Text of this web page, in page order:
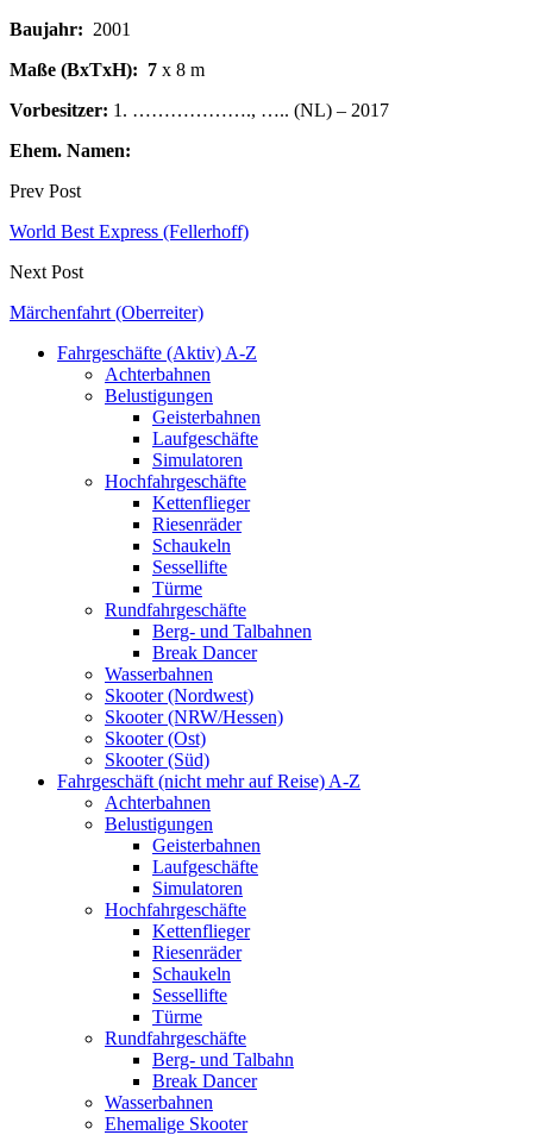
Baujahr: 2001
Maße (BxTxH): 7 x 8 m
Vorbesitzer: 1. ………………., ….. (NL) – 2017
Ehem. Namen:
Prev Post
World Best Express (Fellerhoff)
Next Post
Märchenfahrt (Oberreiter)
Fahrgeschäfte (Aktiv) A-Z
Achterbahnen
Belustigungen
Geisterbahnen
Laufgeschäfte
Simulatoren
Hochfahrgeschäfte
Kettenflieger
Riesenräder
Schaukeln
Sessellifte
Türme
Rundfahrgeschäfte
Berg- und Talbahnen
Break Dancer
Wasserbahnen
Skooter (Nordwest)
Skooter (NRW/Hessen)
Skooter (Ost)
Skooter (Süd)
Fahrgeschäft (nicht mehr auf Reise) A-Z
Achterbahnen
Belustigungen
Geisterbahnen
Laufgeschäfte
Simulatoren
Hochfahrgeschäfte
Kettenflieger
Riesenräder
Schaukeln
Sessellifte
Türme
Rundfahrgeschäfte
Berg- und Talbahn
Break Dancer
Wasserbahnen
Ehemalige Skooter